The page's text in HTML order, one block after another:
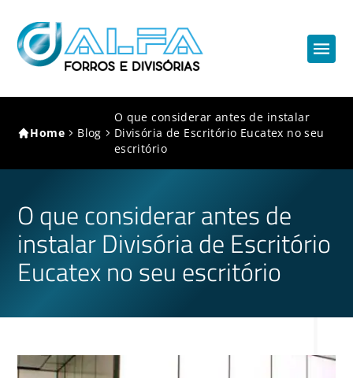
Home Blog
O que considerar antes de instalar
Divisória de Escritório Eucatex no seu
escritório
O que considerar antes de
instalar Divisória de Escritório
Eucatex no seu escritório